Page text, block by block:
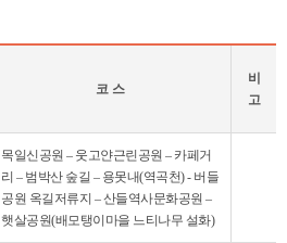
코 스
비
고
목일신공원 – 웃고얀근린공원 – 카페거
리 – 범박산 숲길 – 용못내(역곡천) - 버들
공원 옥길저류지 – 산들역사문화공원 –
햇살공원(배모탱이마을 느티나무 설화)